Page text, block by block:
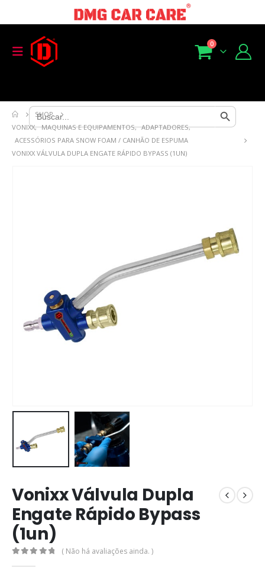
Search
for:
Search Button
0
SHOP
VONIXX, MAQUINAS E EQUIPAMENTOS, ADAPTADORES,
ACESSÓRIOS PARA SNOW FOAM / CANHÃO DE ESPUMA
VONIXX VÁLVULA DUPLA ENGATE RÁPIDO BYPASS (1UN)
Vonixx Válvula Dupla
Engate Rápido Bypass
(1un)
( Não há avaliações ainda. )